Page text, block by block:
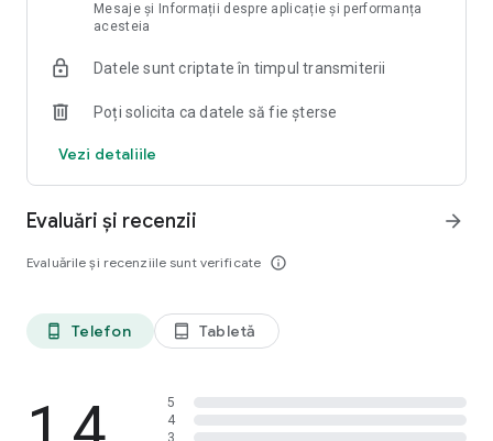
Aşteptaţi în viitorul apropiat o mulțime de actualizări și
noutăți pe Korter.ro.
Descarcă aplicația chiar acum și nu ezita să ne trimiți sugestii!
Mesaje și Informații despre aplicație și performanța
acesteia
Datele sunt criptate în timpul transmiterii
Poți solicita ca datele să fie șterse
Vezi detaliile
Evaluări și recenzii
Evaluările și recenziile sunt verificate info_outline
arrow_forward
phone_android Telefon tablet_android Tabletă
5
4
3